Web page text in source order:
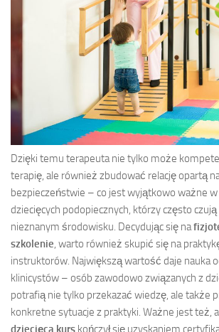
Dzięki temu terapeuta nie tylko może
terapię, ale również zbudować relację opartą
bezpieczeństwie – co jest wyjątkowo ważne
dziecięcych podopiecznych, którzy często
nieznanym środowisku. Decydując się na
szkolenie, warto również skupić się na
instruktorów. Największą wartość daje nauka
klinicystów – osób zawodowo związanych z
potrafią nie tylko przekazać wiedzę, ale także
konkretne sytuacje z praktyki. Ważne jest też,
dziecięca kurs kończył się uzyskaniem